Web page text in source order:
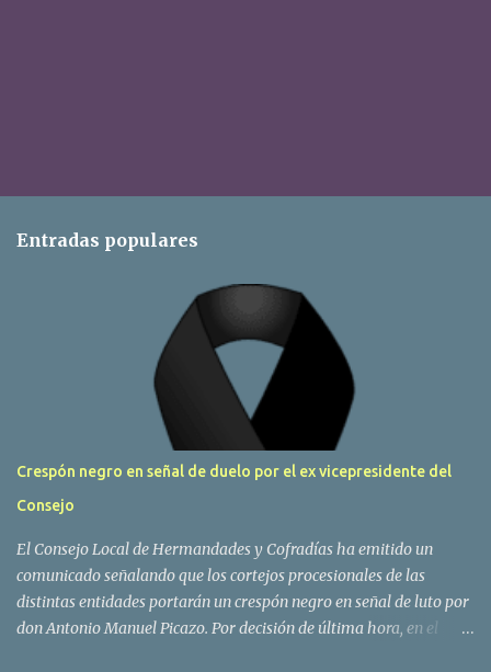
Entradas populares
Crespón negro en señal de duelo por el ex vicepresidente del
Consejo
El Consejo Local de Hermandades y Cofradías ha emitido un
comunicado señalando que los cortejos procesionales de las
distintas entidades portarán un crespón negro en señal de luto por
don Antonio Manuel Picazo. Por decisión de última hora, en el